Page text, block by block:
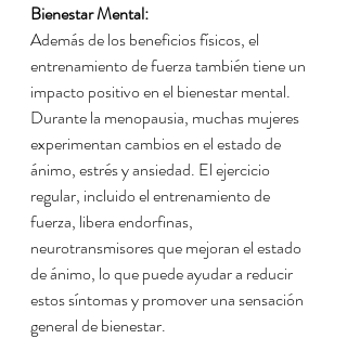
Bienestar Mental:
Además de los beneficios físicos, el
entrenamiento de fuerza también tiene un
impacto positivo en el bienestar mental.
Durante la menopausia, muchas mujeres
experimentan cambios en el estado de
ánimo, estrés y ansiedad. El ejercicio
regular, incluido el entrenamiento de
fuerza, libera endorfinas,
neurotransmisores que mejoran el estado
de ánimo, lo que puede ayudar a reducir
estos síntomas y promover una sensación
general de bienestar.